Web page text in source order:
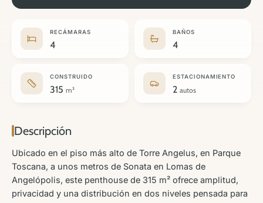
RECÁMARAS
4
BAÑOS
4
CONSTRUIDO
315 m²
ESTACIONAMIENTO
2 autos
Descripción
Ubicado en el piso más alto de Torre Angelus, en Parque
Toscana, a unos metros de Sonata en Lomas de
Angelópolis, este penthouse de 315 m² ofrece amplitud,
privacidad y una distribución en dos niveles pensada para